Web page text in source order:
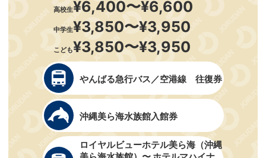
高校生¥6,400〜¥6,600
中学生¥3,850〜¥3,950
こども¥3,850〜¥3,950
やんばる急行バス／空港線 往復券
沖縄美ら海水族館入館券
ロイヤルビューホテル美ら海（沖縄